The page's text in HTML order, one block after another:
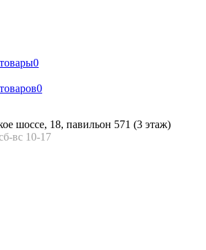
0
0
шоссе, 18, павильон 571 (3 этаж)
вс 10-17